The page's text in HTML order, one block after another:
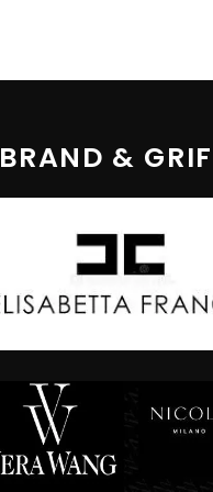
BRAND &